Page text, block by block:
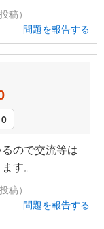
稿）
問題を報告する
0
ので交流等は
す。
稿）
問題を報告する